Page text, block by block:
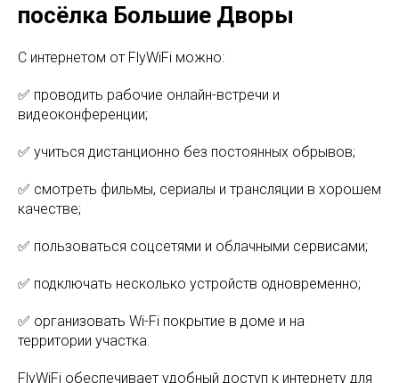
посёлка Большие Дворы
С интернетом от FlyWiFi можно:
✅ проводить рабочие онлайн-встречи и
видеоконференции;
✅ учиться дистанционно без постоянных обрывов;
✅ смотреть фильмы, сериалы и трансляции в хорошем
качестве;
✅ пользоваться соцсетями и облачными сервисами;
✅ подключать несколько устройств одновременно;
✅ организовать Wi-Fi покрытие в доме и на
территории участка.
FlyWiFi обеспечивает удобный доступ к интернету для